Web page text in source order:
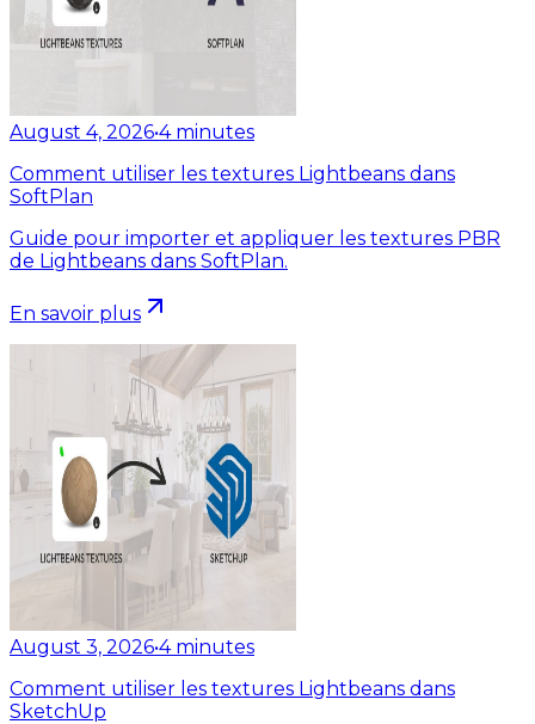
August 4, 2026•4 minutes
Comment utiliser les textures Lightbeans dans
SoftPlan
Guide pour importer et appliquer les textures PBR
de Lightbeans dans SoftPlan.
En savoir plus
August 3, 2026•4 minutes
Comment utiliser les textures Lightbeans dans
SketchUp